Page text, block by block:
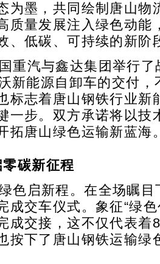
为墨，共同绘制唐山物
质量发展注入绿色动能
、低碳、可持续的新阶
重汽与鑫达集团举行了
新能源自卸车的交付，
标志着唐山钢铁行业新
一步。双方承诺将以技
拓唐山绿色运输新蓝海
碳新征程
色启新程。在全场瞩
成交车仪式。象征“绿
成交接，这不仅代表着
按下了唐山钢铁运输绿